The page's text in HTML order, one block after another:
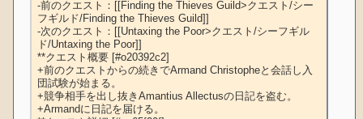
-前のクエスト：[[Finding the Thieves Guild>クエスト/シー
フギルド/Finding the Thieves Guild]]
-次のクエスト：[[Untaxing the Poor>クエスト/シーフギル
ド/Untaxing the Poor]]
**クエスト概要 [#o20392c2]
+前のクエストからの続きでArmand Christopheと会話し入
団試験が始まる。
+競争相手を出し抜きAmantius Allectusの日記を盗む。
+Armandに日記を届ける。